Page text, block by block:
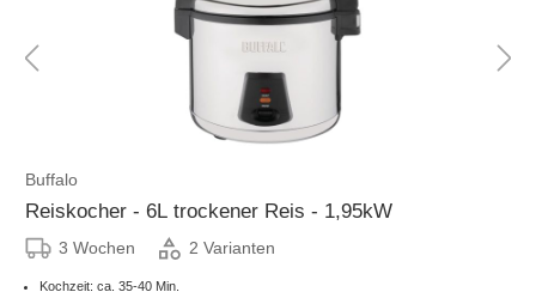
Buffalo
Reiskocher - 6L trockener Reis - 1,95kW
3 Wochen 2 Varianten
Kochzeit: ca. 35-40 Min.